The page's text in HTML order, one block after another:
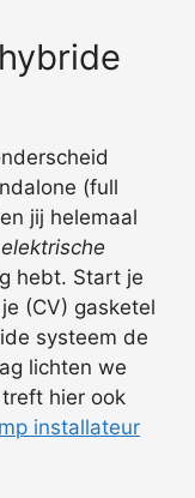
(full
jij helemaal
hebt. Start je
(CV) gasketel
systeem de
lichten we
hier ook
installateur